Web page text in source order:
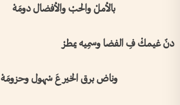
بالأملْ والحبْ والأفضال دومَهْ
دنّ غيمكْ فِ الفضا وسمِيه يمطرْ
وناض برق الخير عَ سْهول وحزومَهْ